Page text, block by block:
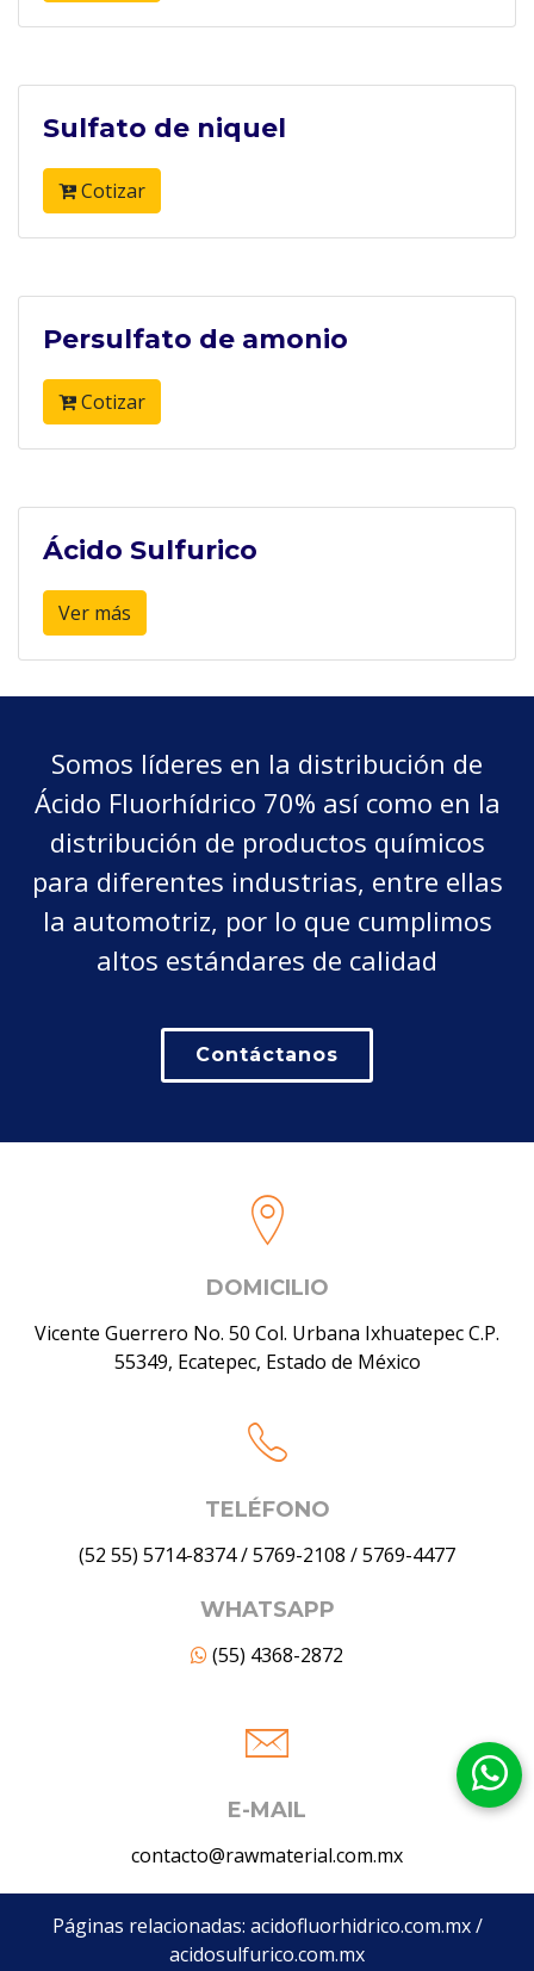
Sulfato de niquel
Cotizar
Persulfato de amonio
Cotizar
Ácido Sulfurico
Ver más
Somos líderes en la distribución de
Ácido Fluorhídrico 70% así como en la
distribución de productos químicos
para diferentes industrias, entre ellas
la automotriz, por lo que cumplimos
altos estándares de calidad
Contáctanos
DOMICILIO
Vicente Guerrero No. 50 Col. Urbana Ixhuatepec C.P.
55349, Ecatepec, Estado de México
TELÉFONO
(52 55) 5714-8374/5769-2108 /5769-4477
WHATSAPP
(55) 4368-2872
E-MAIL
contacto@rawmaterial.com.mx
Páginas relacionadas: acidofluorhidrico.com.mx/
acidosulfurico.com.mx